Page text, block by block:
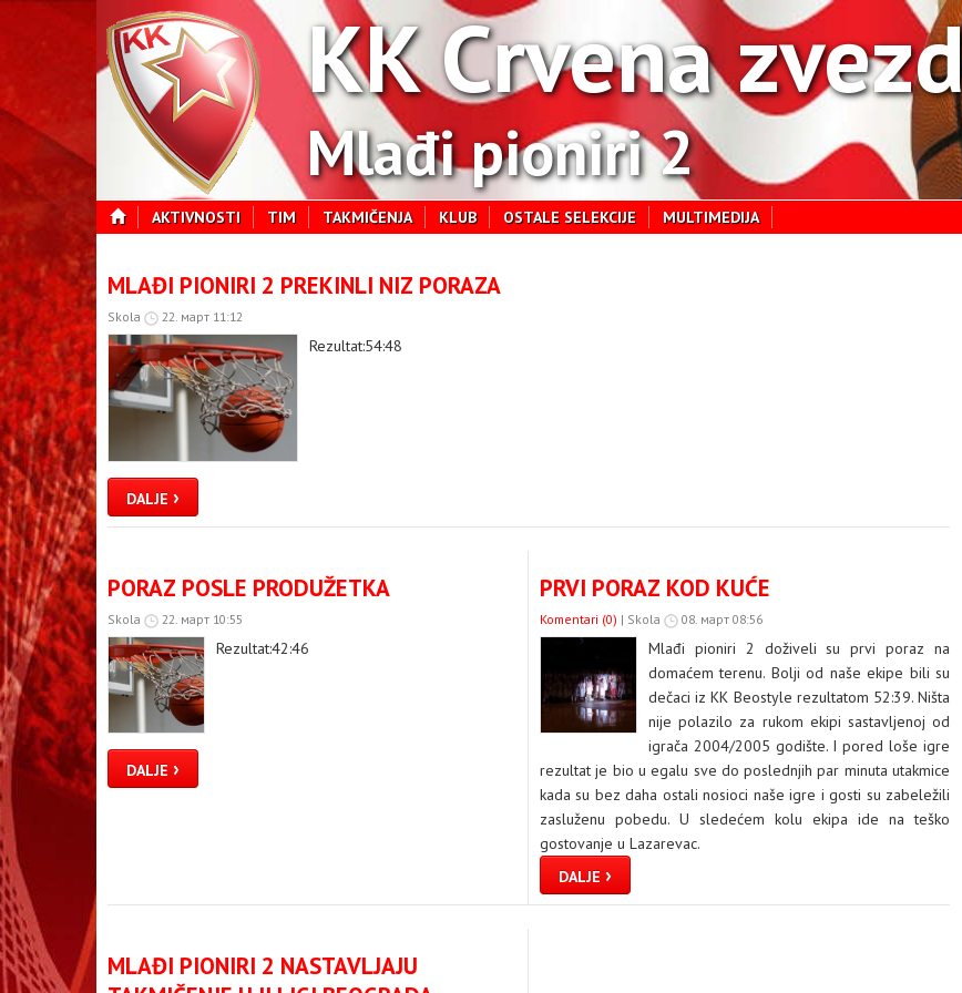
KK Crvena
Mlađi pioniri 2
AKTIVNOSTI TIM TAKMIČENJA KLUB OSTALE SELEKCIJE MULTIMEDIJA
MLAĐI PIONIRI 2 PREKINLI NIZ PORAZA
Skola 22. март 11:12
Rezultat:54:48
DALJE ›
PORAZ POSLE PRODUŽETKA
Skola 22. март 10:55
Rezultat:42:46
DALJE ›
PRVI PORAZ KOD KUĆE
Komentari (0) | Skola 08. март 08:56
Mlađi pioniri 2 doživeli su prvi poraz na
domaćem terenu. Bolji od naše ekipe bili su
dečaci iz KK Beostyle rezultatom 52:39. Ništa
nije polazilo za rukom ekipi sastavljenoj od
igrača 2004/2005 godište. I pored loše igre
rezultat je bio u egalu sve do poslednjih par minuta utakmice
kada su bez daha ostali nosioci naše igre i gosti su zabeležili
zasluženu pobedu. U sledećem kolu ekipa ide na teško
gostovanje u Lazarevac.
DALJE ›
MLAĐI PIONIRI 2 NASTAVLJAJU